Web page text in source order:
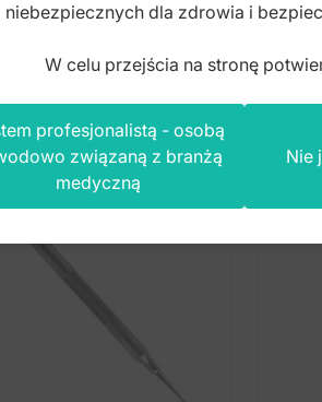
brutto
niebezpiecznych dla zdrowia i
W celu przejścia na stronę
profesjonalistą - osobą
związaną z branżą
medyczną
Nie